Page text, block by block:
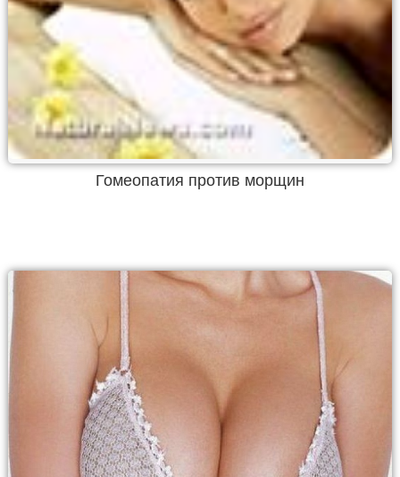
Гомеопатия против морщин